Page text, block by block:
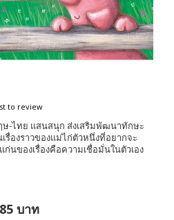
to review
-ไทย แสนสนุก ส่งเสริมพัฒนาทักษะ
รื่องราวของแม่ไก่ตัวหนึ่งที่อยากจะ
นของเรื่องคือความเชื่อมั่นในตัวเอง
85 บาท